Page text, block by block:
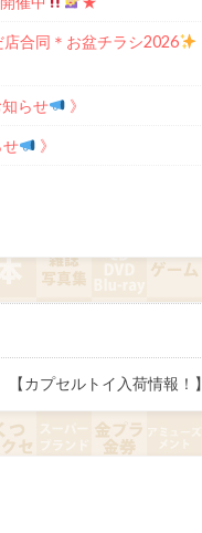
店合同＊お盆チラシ2026
らせ 》
せ 》
【カプセルトイ入荷情報！】